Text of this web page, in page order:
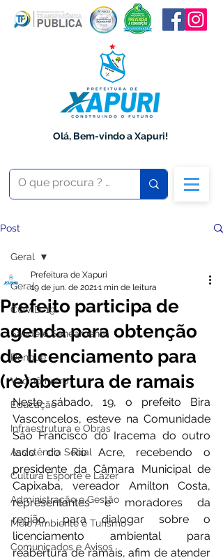
Olá, Bem-vindo a Xapuri!
Post
Geral
COVID-19
Saúde e Saneamento
Dengue
Vacinômetro
Educação
Infraestrutura e Obras
Assistência Social
Cultura Esporte e Lazer
Administração e Gestão
Meio Ambiente e Turismo
Comunicados e Avisos
Geral
Prefeito participa de
agenda para obtenção
de licenciamento para
(re)abertura de ramais
Prefeitura de Xapuri
19 de jun. de 20211 min de leitura
Neste sábado, 19, o prefeito Bira
Vasconcelos, esteve na Comunidade
São Francisco do Iracema do outro
lado do Rio Acre, recebendo o
presidente da Câmara Municipal de
Capixaba, vereador Amilton Costa,
representantes e moradores da
região, para dialogar sobre o
licenciamento ambiental para
reabertura de ramais, afim de atender